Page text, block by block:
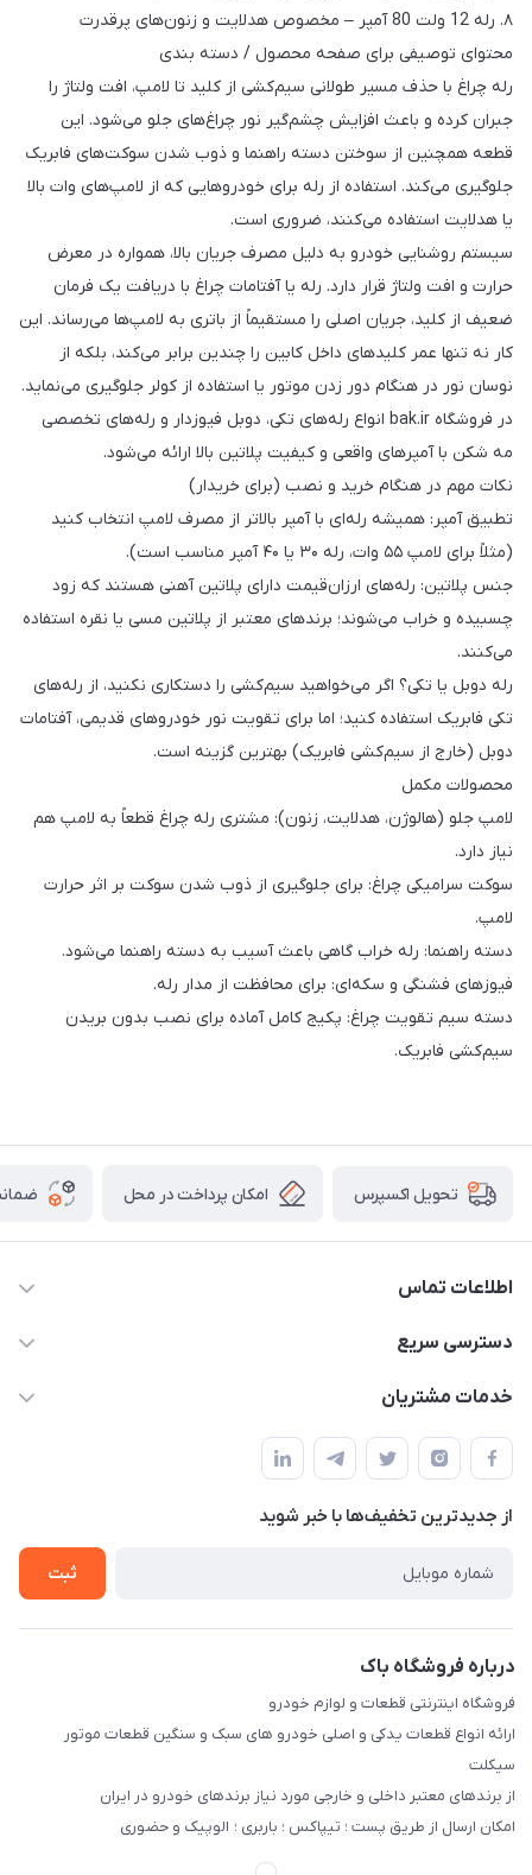
۸. رله 12 ولت 80 آمپر – مخصوص هدلایت و زنون‌های پرقدرت
محتوای توصیفی برای صفحه محصول / دسته بندی
رله چراغ با حذف مسیر طولانی سیم‌کشی از کلید تا لامپ، افت ولتاژ را
جبران کرده و باعث افزایش چشم‌گیر نور چراغ‌های جلو می‌شود. این
قطعه همچنین از سوختن دسته راهنما و ذوب شدن سوکت‌های فابریک
جلوگیری می‌کند. استفاده از رله برای خودروهایی که از لامپ‌های وات بالا
یا هدلایت استفاده می‌کنند، ضروری است.
سیستم روشنایی خودرو به دلیل مصرف جریان بالا، همواره در معرض
حرارت و افت ولتاژ قرار دارد. رله یا آفتامات چراغ با دریافت یک فرمان
ضعیف از کلید، جریان اصلی را مستقیماً از باتری به لامپ‌ها می‌رساند. این
کار نه تنها عمر کلیدهای داخل کابین را چندین برابر می‌کند، بلکه از
نوسان نور در هنگام دور زدن موتور یا استفاده از کولر جلوگیری می‌نماید.
در فروشگاه bak.ir انواع رله‌های تکی، دوبل فیوزدار و رله‌های تخصصی
مه شکن با آمپرهای واقعی و کیفیت پلاتین بالا ارائه می‌شود.
نکات مهم در هنگام خرید و نصب (برای خریدار)
تطبیق آمپر: همیشه رله‌ای با آمپر بالاتر از مصرف لامپ انتخاب کنید
(مثلاً برای لامپ ۵۵ وات، رله ۳۰ یا ۴۰ آمپر مناسب است).
جنس پلاتین: رله‌های ارزان‌قیمت دارای پلاتین آهنی هستند که زود
چسبیده و خراب می‌شوند؛ برندهای معتبر از پلاتین مسی یا نقره استفاده
می‌کنند.
رله دوبل یا تکی؟ اگر می‌خواهید سیم‌کشی را دستکاری نکنید، از رله‌های
تکی فابریک استفاده کنید؛ اما برای تقویت نور خودروهای قدیمی، آفتامات
دوبل (خارج از سیم‌کشی فابریک) بهترین گزینه است.
محصولات مکمل
لامپ جلو (هالوژن، هدلایت، زنون): مشتری رله چراغ قطعاً به لامپ هم
نیاز دارد.
سوکت سرامیکی چراغ: برای جلوگیری از ذوب شدن سوکت بر اثر حرارت
لامپ.
دسته راهنما: رله خراب گاهی باعث آسیب به دسته راهنما می‌شود.
فیوزهای فشنگی و سکه‌ای: برای محافظت از مدار رله.
دسته سیم تقویت چراغ: پکیج کامل آماده برای نصب بدون بریدن
سیم‌کشی فابریک.
تحویل اکسپرس امکان پرداخت در محل
اطلاعات تماس
09021000855
دسترسی سریع
حساب کاربری
لیست محصولات
درباره ما
خدمات مشتریان
قوانین و مقررات
حریم خصوصی
راهنما
از جدید‌ترین تخفیف‌ها با‌ خبر شوید
ثبت
درباره فروشگاه باک
فروشگاه اینترنتی قطعات و لوازم خودرو
ارائه انواع قطعات یدکی و اصلی خودرو های سبک و سنگین قطعات موتور
سیکلت
از برندهای معتبر داخلی و خارجی مورد نیاز برندهای خودرو در ایران
امکان ارسال از طریق پست ؛ تیپاکس ؛ باربری ؛ الوپیک و حضوری